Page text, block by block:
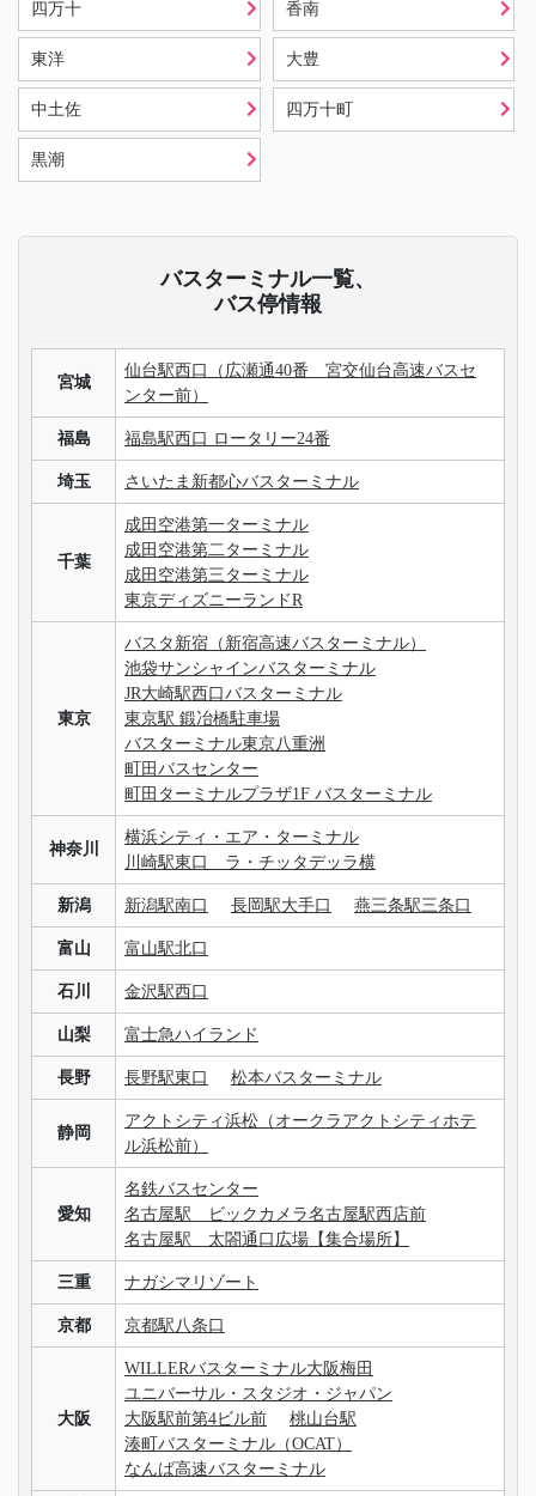
四万十 香南
東洋 大豊
中土佐 四万十町
黒潮
バスターミナル一覧、
バス停情報
宮城
仙台駅西口（広瀬通40番 宮交仙台高速バスセ
ンター前）
福島 福島駅西口 ロータリー24番
埼玉 さいたま新都心バスターミナル
千葉
成田空港第一ターミナル
成田空港第二ターミナル
成田空港第三ターミナル
東京ディズニーランドR
東京
バスタ新宿（新宿高速バスターミナル）
池袋サンシャインバスターミナル
JR大崎駅西口バスターミナル
東京駅 鍛冶橋駐車場
バスターミナル東京八重洲
町田バスセンター
町田ターミナルプラザ1F バスターミナル
神奈川
横浜シティ・エア・ターミナル
川崎駅東口 ラ・チッタデッラ横
新潟 新潟駅南口 長岡駅大手口 燕三条駅三条口
富山 富山駅北口
石川 金沢駅西口
山梨 富士急ハイランド
長野 長野駅東口 松本バスターミナル
静岡
アクトシティ浜松（オークラアクトシティホテ
ル浜松前）
愛知
名鉄バスセンター
名古屋駅 ビックカメラ名古屋駅西店前
名古屋駅 太閤通口広場【集合場所】
三重 ナガシマリゾート
京都 京都駅八条口
大阪
WILLERバスターミナル大阪梅田
ユニバーサル・スタジオ・ジャパン
大阪駅前第4ビル前
桃山台駅
湊町バスターミナル（OCAT）
なんば高速バスターミナル